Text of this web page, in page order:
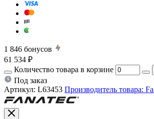
1 846 бонусов
61 534 ₽
Количество товара в корзине
Под заказ
Артикул: L63453 Производитель товара: